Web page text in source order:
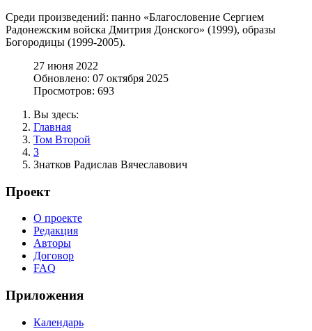
Среди произведений: панно «Благословение Сергием
Радонежским войска Дмитрия Донского» (1999), образы
Богородицы (1999-2005).
27 июня 2022
Обновлено: 07 октября 2025
Просмотров: 693
Вы здесь:
Главная
Том Второй
З
Знатков Радислав Вячеславович
Проект
О проекте
Редакция
Авторы
Договор
FAQ
Приложения
Календарь